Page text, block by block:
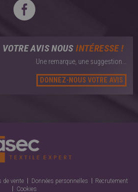
VOTRE AVIS NOUSINTÉRESSE !
Une remarque, une suggestion...
DONNEZ-NOUS VOTRE AVIS
de vente Données personnelles
Recrutement
Cookies